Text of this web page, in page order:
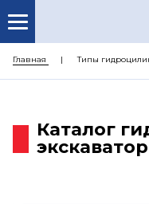
Главная Типы
Каталог